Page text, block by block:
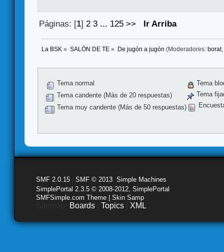
Páginas: [1] 2 3 ... 125 >> Ir Arriba
La BSK » SALÓN DE TE» De jugón a jugón (Moderadores: borat,
Tema normal
Tema candente (Más de 20 respuestas)
Tema muy candente (Más de 50 respuestas)
Tema
Tema
SMF 2.0.15 SMF © 2013 Simple Machines
SimplePortal 2.3.5 © 2008-2012, SimplePortal
SMFSimple.com Theme | Skin Samp
Boards Topics XML